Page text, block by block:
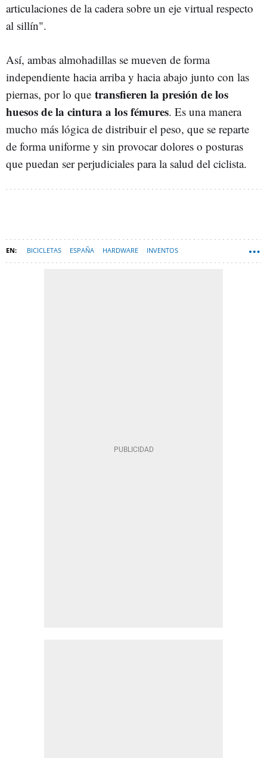
articulaciones de la cadera sobre un eje virtual respecto
al sillín".
Así, ambas almohadillas se mueven de forma
independiente hacia arriba y hacia abajo junto con las
piernas, por lo que transfieren la presión de los
huesos de la cintura a los fémures. Es una manera
mucho más lógica de distribuir el peso, que se reparte
de forma uniforme y sin provocar dolores o posturas
que puedan ser perjudiciales para la salud del ciclista.
BICICLETAS ESPAÑA HARDWARE INVENTOS